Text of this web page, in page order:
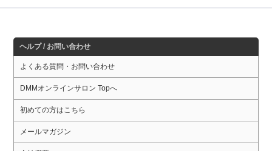
ヘルプ / お問い合わせ
よくある質問・お問い合わせ
DMMオンラインサロン Topへ
初めての方はこちら
メールマガジン